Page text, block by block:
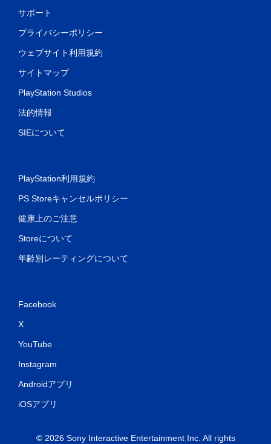
サポート
プライバシーポリシー
ウェブサイト利用規約
サイトマップ
PlayStation Studios
法的情報
SIEについて
PlayStation利用規約
PS Storeキャンセルポリシー
健康上のご注意
Storeについて
年齢別レーティングについて
Facebook
X
YouTube
Instagram
Androidアプリ
iOSアプリ
© 2026 Sony Interactive Entertainment Inc. All rights